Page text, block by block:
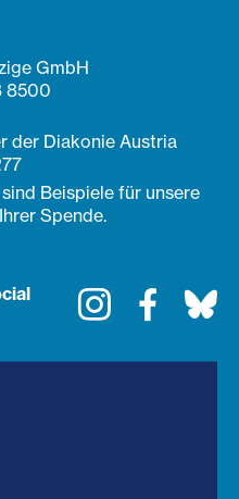
GmbH
8500
der Diakonie Austria
Beispiele für unsere
Spende.
Instagram